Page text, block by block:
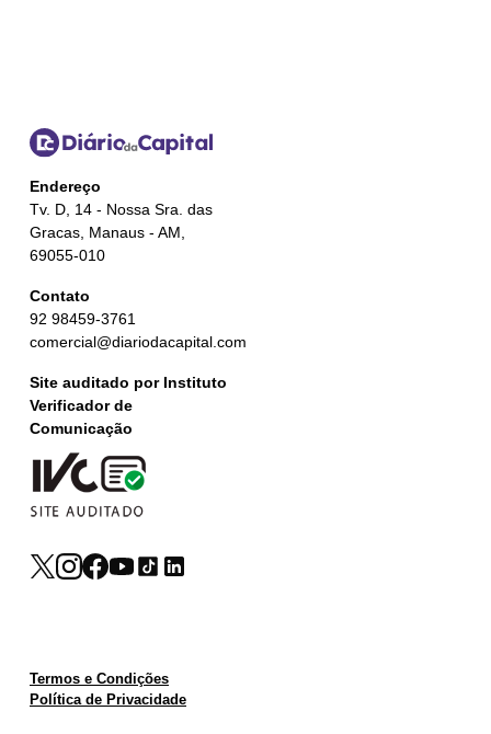
Endereço
Tv. D, 14 - Nossa Sra. das
Gracas, Manaus - AM,
69055-010
Contato
92 98459-3761
comercial@diariodacapital.com
Site auditado por Instituto
Verificador de
Comunicação
Termos e Condições
Política de Privacidade